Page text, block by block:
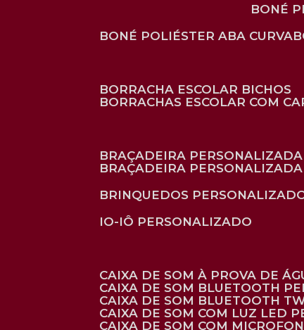
BONÉ
BONÉ POLIÉSTER ABA CURVA
BORRACHA ESCOLAR BICHOS
BORRACHAS ESCOLAR COM
BRAÇADEIRA
BRAÇADEIRA
BRINQUEDOS
IO-IÔ PERSONALIZADO
CAIXA DE SOM À PROVA DE
CAIXA DE SOM BLUETOOTH
CAIXA DE SOM BLUETOOTH
CAIXA DE SOM COM LUZ LED
CAIXA DE SOM COM